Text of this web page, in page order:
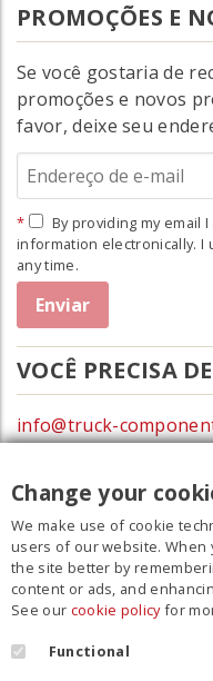
PROMOÇÕES E
Se você gostaria de
promoções e novos
favor, deixe seu
By providing my email
information electronically. I
any time.
VOCÊ PRECISA
info@truck-
MENU
Filme
Contato
Regulamento
Change your
We make use of cookie
users of our website. When
the site better by
content or ads, and
See our cookie policyfor
Functional